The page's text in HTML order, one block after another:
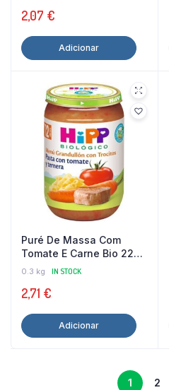
2,07 €
Adicionar
Puré De Massa Com
Tomate E Carne Bio 220
G Hipp
0.3 kg IN STOCK
2,71 €
Adicionar
1 2